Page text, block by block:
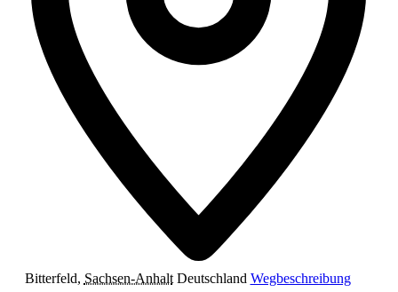
Bitterfeld, Sachsen-Anhalt Deutschland Wegbeschreibung